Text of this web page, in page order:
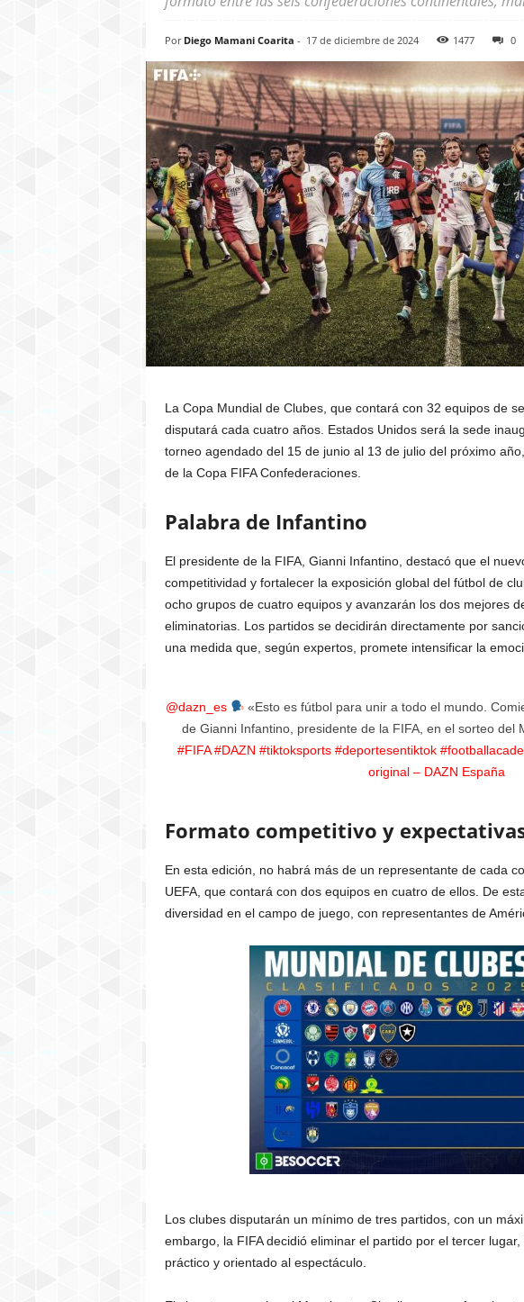
Por Diego Mamani Coarita - 17 de diciembre de 2024 1477 0
La Copa Mundial de Clubes, que contará con 32 equipos de
disputará cada cuatro años. Estados Unidos será la sede
torneo agendado del 15 de junio al 13 de julio del próximo
de la Copa FIFA Confederaciones.
Palabra de Infantino
El presidente de la FIFA, Gianni Infantino, destacó que el
competitividad y fortalecer la exposición global del fútbol de
ocho grupos de cuatro equipos y avanzarán los dos mejores
eliminatorias. Los partidos se decidirán directamente por
una medida que, según expertos, promete intensificar la
@dazn_es
«Esto es fútbol para unir a todo el mundo.
de Gianni Infantino, presidente de la FIFA, en el sorteo del
#FIFA #DAZN #tiktoksports #deportesentiktok
original – DAZN España
Formato competitivo y
En esta edición, no habrá más de un representante de cada
UEFA, que contará con dos equipos en cuatro de ellos. De
diversidad en el campo de juego, con representantes de
Los clubes disputarán un mínimo de tres partidos, con un
embargo, la FIFA decidió eliminar el partido por el tercer
práctico y orientado al espectáculo.